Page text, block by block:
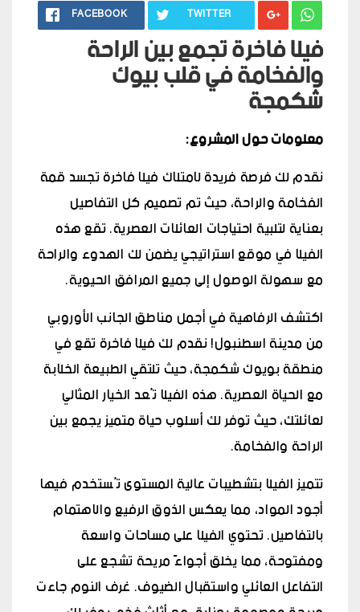
FACEBOOK TWITTER
فيلا فاخرة تجمع بين الراحة
والفخامة في قلب بيوك
شكمجة
معلومات حول المشروع:
نقدم لك فرصة فريدة لامتلاك فيلا فاخرة تجسد قمة
الفخامة والراحة، حيث تم تصميم كل التفاصيل
بعناية لتلبية احتياجات العائلات العصرية. تقع هذه
الفيلا في موقع استراتيجي يضمن لك الهدوء والراحة
مع سهولة الوصول إلى جميع المرافق الحيوية.
اكتشف الرفاهية في أجمل مناطق الجانب الأوروبي
من مدينة اسطنبول! نقدم لك فيلا فاخرة تقع في
منطقة بويوك شكمجة، حيث تلتقي الطبيعة الخلابة
مع الحياة العصرية. هذه الفيلا تُعد الخيار المثالي
لعائلتك، حيث توفر لك أسلوب حياة متميز يجمع بين
الراحة والفخامة.
تتميز الفيلا بتشطيبات عالية المستوى تُستخدم فيها
أجود المواد، مما يعكس الذوق الرفيع والاهتمام
بالتفاصيل. تحتوي الفيلا على مساحات واسعة
ومفتوحة، مما يخلق أجواءً مريحة تشجع على
التفاعل العائلي واستقبال الضيوف. غرف النوم جاءت